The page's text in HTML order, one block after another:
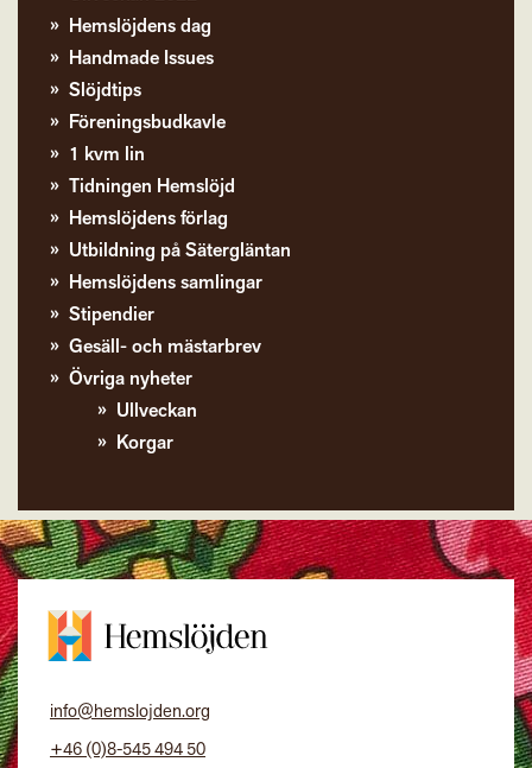
Hemslöjdens dag
Handmade Issues
Slöjdtips
Föreningsbudkavle
1 kvm lin
Tidningen Hemslöjd
Hemslöjdens förlag
Utbildning på Sätergläntan
Hemslöjdens samlingar
Stipendier
Gesäll- och mästarbrev
Övriga nyheter
Ullveckan
Korgar
info@hemslojden.org
+46 (0)8-545 494 50